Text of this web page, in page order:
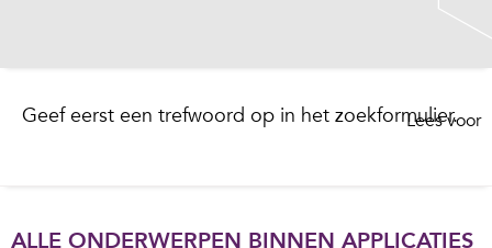
Lees voor
Geef eerst een trefwoord op in het zoekformulier.
ALLE ONDERWERPEN BINNEN APPLICATIES